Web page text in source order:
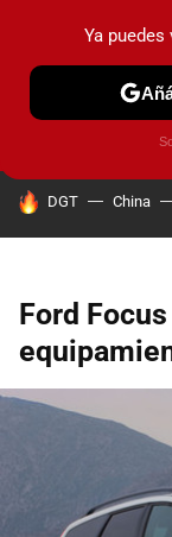
PRUEBAS
HOY SE HABLA DE
DGT China
Ford
Ya